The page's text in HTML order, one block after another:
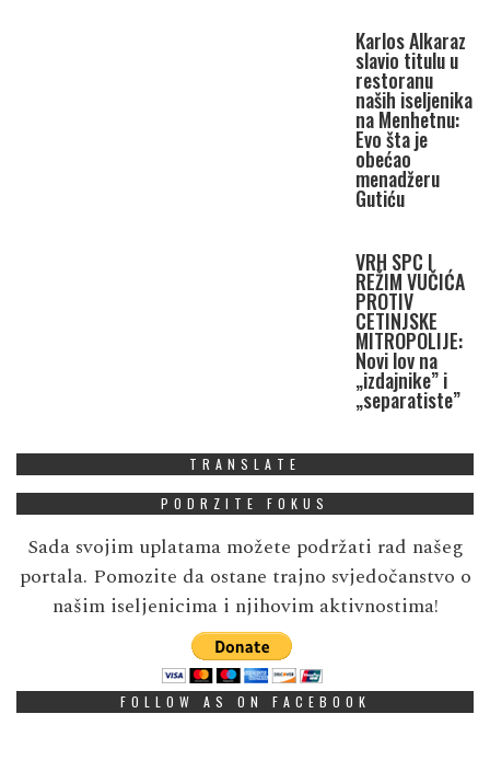
Karlos Alkaraz
slavio titulu u
restoranu
naših iseljenika
na Menhetnu:
Evo šta je
obećao
menadžeru
Gutiću
VRH SPC I
REŽIM VUČIĆA
PROTIV
CETINJSKE
MITROPOLIJE:
Novi lov na
„izdajnike” i
„separatiste”
TRANSLATE
PODRZITE FOKUS
Sada svojim uplatama možete podržati rad našeg
portala. Pomozite da ostane trajno svjedočanstvo o
našim iseljenicima i njihovim aktivnostima!
FOLLOW AS ON FACEBOOK